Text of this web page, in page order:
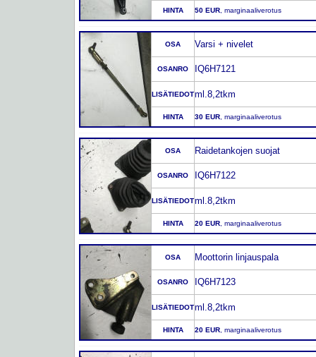
HINTA 50 EUR , marginaaliverotus
OSA Varsi + nivelet
OSANRO IQ6H7121
LISÄTIEDOTml.8,2tkm
HINTA 30 EUR , marginaaliverotus
OSA Raidetankojen suojat
OSANRO IQ6H7122
LISÄTIEDOTml.8,2tkm
HINTA 20 EUR , marginaaliverotus
OSA Moottorin linjauspala
OSANRO IQ6H7123
LISÄTIEDOTml.8,2tkm
HINTA 20 EUR , marginaaliverotus